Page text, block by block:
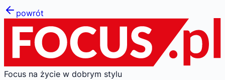
powrót
Focus na życie w dobrym stylu